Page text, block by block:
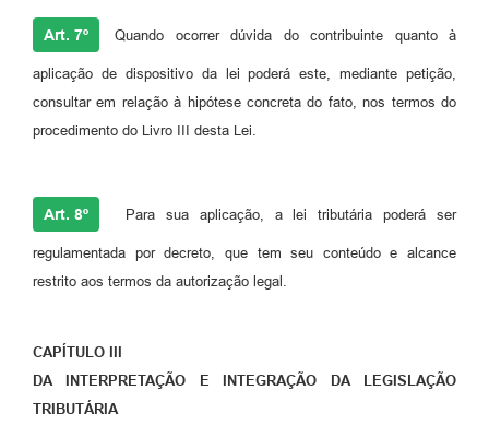
Art. 7º Quando ocorrer dúvida do contribuinte quanto à
aplicação de dispositivo da lei poderá este, mediante petição,
consultar em relação à hipótese concreta do fato, nos termos do
procedimento do Livro III desta Lei.
Art. 8º Para sua aplicação, a lei tributária poderá ser
regulamentada por decreto, que tem seu conteúdo e alcance
restrito aos termos da autorização legal.
CAPÍTULO III
DA INTERPRETAÇÃO E INTEGRAÇÃO DA LEGISLAÇÃO
TRIBUTÁRIA